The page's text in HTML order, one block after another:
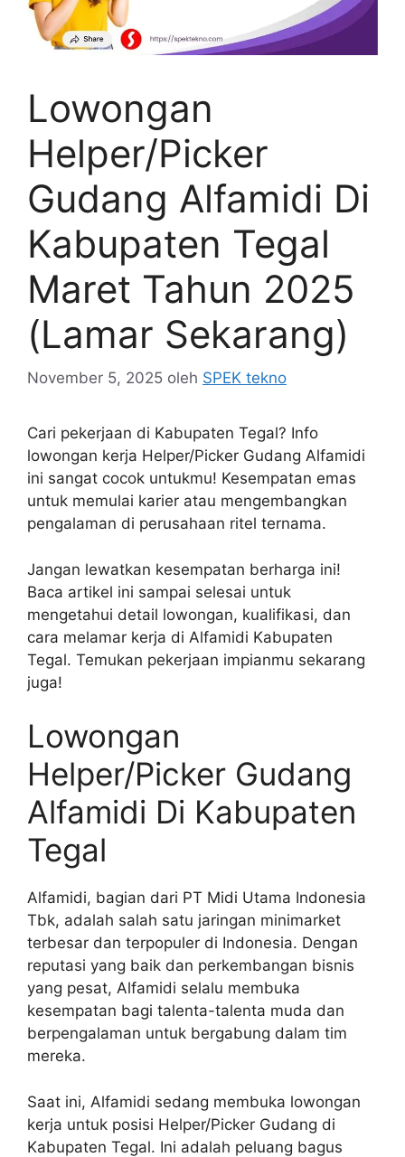
Lowongan
Helper/Picker
Gudang Alfamidi Di
Kabupaten Tegal
Maret Tahun 2025
(Lamar Sekarang)
November 5, 2025 oleh SPEK tekno
Cari pekerjaan di Kabupaten Tegal? Info
lowongan kerja Helper/Picker Gudang Alfamidi
ini sangat cocok untukmu! Kesempatan emas
untuk memulai karier atau mengembangkan
pengalaman di perusahaan ritel ternama.
Jangan lewatkan kesempatan berharga ini!
Baca artikel ini sampai selesai untuk
mengetahui detail lowongan, kualifikasi, dan
cara melamar kerja di Alfamidi Kabupaten
Tegal. Temukan pekerjaan impianmu sekarang
juga!
Lowongan
Helper/Picker Gudang
Alfamidi Di Kabupaten
Tegal
Alfamidi, bagian dari PT Midi Utama Indonesia
Tbk, adalah salah satu jaringan minimarket
terbesar dan terpopuler di Indonesia. Dengan
reputasi yang baik dan perkembangan bisnis
yang pesat, Alfamidi selalu membuka
kesempatan bagi talenta-talenta muda dan
berpengalaman untuk bergabung dalam tim
mereka.
Saat ini, Alfamidi sedang membuka lowongan
kerja untuk posisi Helper/Picker Gudang di
Kabupaten Tegal. Ini adalah peluang bagus